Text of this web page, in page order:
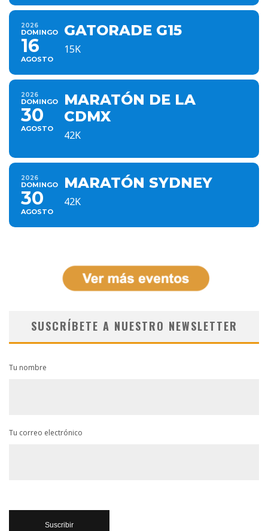
2026
DOMINGO
16
AGOSTO
GATORADE G15
15K
2026
DOMINGO
30
AGOSTO
MARATÓN DE LA
CDMX
42K
2026
DOMINGO
30
AGOSTO
MARATÓN SYDNEY
42K
SUSCRÍBETE A NUESTRO NEWSLETTER
Tu nombre
Tu correo electrónico